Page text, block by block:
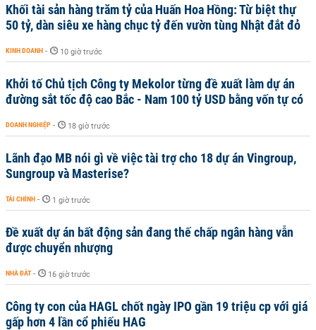
Khối tài sản hàng trăm tỷ của Huấn Hoa Hồng: Từ biệt thự
50 tỷ, dàn siêu xe hàng chục tỷ đến vườn tùng Nhật đắt đỏ
KINH DOANH - 10 giờ trước
Khởi tố Chủ tịch Công ty Mekolor từng đề xuất làm dự án
đường sắt tốc độ cao Bắc - Nam 100 tỷ USD bằng vốn tự có
DOANH NGHIỆP - 18 giờ trước
Lãnh đạo MB nói gì về việc tài trợ cho 18 dự án Vingroup,
Sungroup và Masterise?
TÀI CHÍNH - 1 giờ trước
Đề xuất dự án bất động sản đang thế chấp ngân hàng vẫn
được chuyển nhượng
NHÀ ĐẤT - 16 giờ trước
Công ty con của HAGL chốt ngày IPO gần 19 triệu cp với giá
gấp hơn 4 lần cổ phiếu HAG